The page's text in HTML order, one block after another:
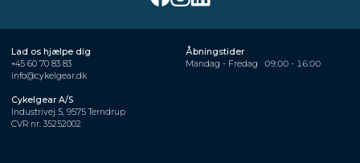
Lad os hjælpe dig
+45 60 70 83 83
info@cykelgear.dk
Åbningstider
Mandag - Fredag
09:00 - 16:00
Cykelgear A/S
Industrivej 5, 9575 Terndrup
CVR nr. 35252002